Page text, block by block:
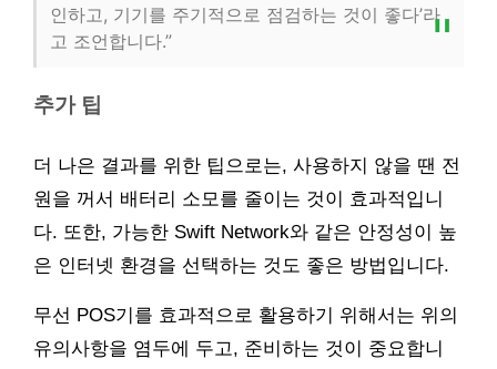
인하고, 기기를 주기적으로 점검하는 것이 좋다’라
고 조언합니다.”
추가 팁
더 나은 결과를 위한 팁으로는, 사용하지 않을 땐 전
원을 꺼서 배터리 소모를 줄이는 것이 효과적입니
다. 또한, 가능한 Swift Network와 같은 안정성이 높
은 인터넷 환경을 선택하는 것도 좋은 방법입니다.
무선 POS기를 효과적으로 활용하기 위해서는 위의
유의사항을 염두에 두고, 준비하는 것이 중요합니